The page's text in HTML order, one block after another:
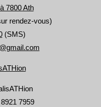
7800 Ath
rendez-vous)
(SMS)
7959